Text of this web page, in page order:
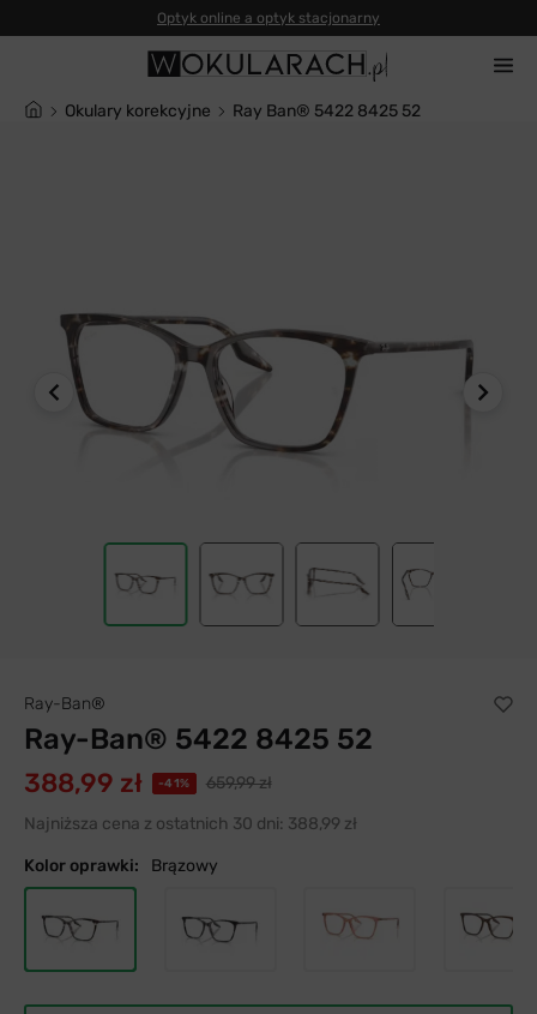
Optyk online a optyk stacjonarny
Okulary korekcyjne Ray Ban® 5422 8425 52
Ray-Ban®
Ray-Ban® 5422 8425 52
388,99 zł -41%
659,99 zł
Najniższa cena z ostatnich 30 dni: 388,99 zł
Kolor oprawki: Brązowy